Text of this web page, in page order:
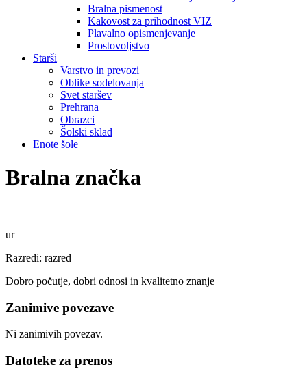
Bralna pismenost
Kakovost za prihodnost VIZ
Plavalno opismenjevanje
Prostovoljstvo
Starši
Varstvo in prevozi
Oblike sodelovanja
Svet staršev
Prehrana
Obrazci
Šolski sklad
Enote šole
Bralna značka
ur
Razredi: razred
Dobro počutje, dobri odnosi in kvalitetno znanje
Zanimive povezave
Ni zanimivih povezav.
Datoteke za prenos